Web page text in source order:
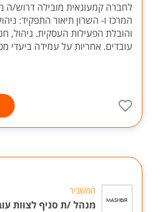
לחברה קמעונאית מובילה דרוש/ה
המרכז ו- השרון תיאור התפקיד:
והובלת הפעילות העסקית. ניהול,
עובדים. אחריות על עמידה ביעדי
המשביר
מנהל /ת סניף לצוות